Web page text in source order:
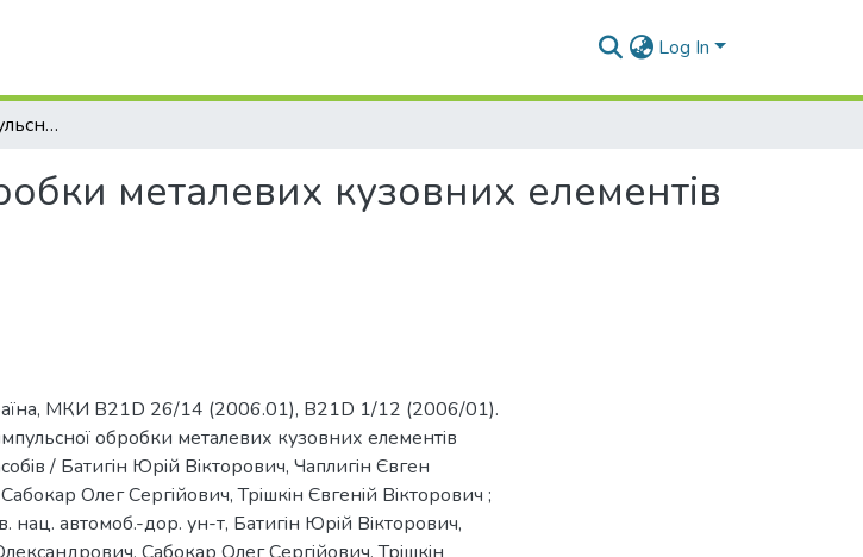
Log In
Спосiб магнiтно-iмпульсної обробки металевих кузовних елементiв транспортних засобiв
металевих кузовних елементiв
МКИ B21D 26/14 (2006.01), B21D 1/12 (2006/01).
обробки металевих кузовних елементiв
/ Батигiн Юрiй Вiкторович, Чаплигiн Євген
Олег Сергiйович, Трiшкiн Євгенiй Вiкторович ;
нац. автомоб.-дор. ун-т, Батигiн Юрiй Вiкторович,